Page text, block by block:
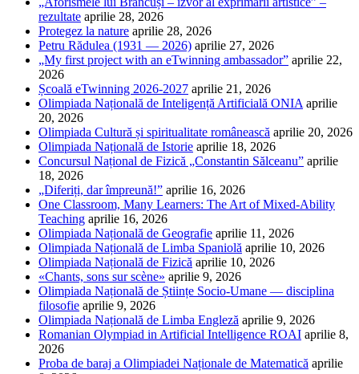
rezultate aprilie 28, 2026
Protegez la nature aprilie 28, 2026
Petru Rădulea (1931 — 2026) aprilie 27, 2026
„My first project with an eTwinning ambassador” aprilie 22,
2026
Școală eTwinning 2026-2027 aprilie 21, 2026
Olimpiada Națională de Inteligență Artificială ONIA aprilie
20, 2026
Olimpiada Cultură și spiritualitate românească aprilie 20, 2026
Olimpiada Națională de Istorie aprilie 18, 2026
Concursul Național de Fizică „Constantin Sălceanu” aprilie
18, 2026
„Diferiți, dar împreună!” aprilie 16, 2026
One Classroom, Many Learners: The Art of Mixed-Ability
Teaching aprilie 16, 2026
Olimpiada Națională de Geografie aprilie 11, 2026
Olimpiada Națională de Limba Spaniolă aprilie 10, 2026
Olimpiada Națională de Fizică aprilie 10, 2026
«Chants, sons sur scène» aprilie 9, 2026
Olimpiada Națională de Științe Socio-Umane — disciplina
filosofie aprilie 9, 2026
Olimpiada Națională de Limba Engleză aprilie 9, 2026
Romanian Olympiad in Artificial Intelligence ROAI aprilie 8,
2026
Proba de baraj a Olimpiadei Naționale de Matematică aprilie